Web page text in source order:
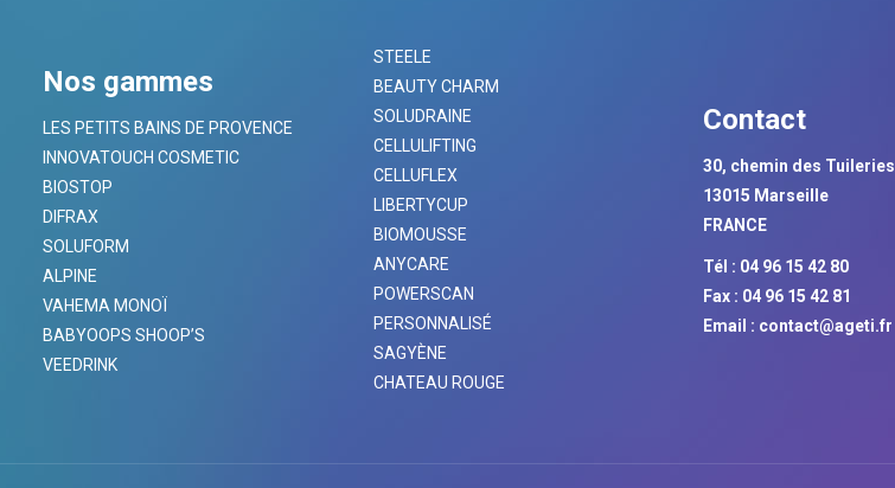
Nos gammes
LES PETITS BAINS DE PROVENCE
INNOVATOUCH COSMETIC
BIOSTOP
DIFRAX
SOLUFORM
ALPINE
VAHEMA MONOÏ
BABYOOPS SHOOP’S
VEEDRINK
STEELE
BEAUTY CHARM
SOLUDRAINE
CELLULIFTING
CELLUFLEX
LIBERTYCUP
BIOMOUSSE
ANYCARE
POWERSCAN
PERSONNALISÉ
SAGYÈNE
CHATEAU ROUGE
Contact
30, chemin des Tuileries
13015 Marseille
FRANCE
Tél : 04 96 15 42 80
Fax : 04 96 15 42 81
Email : contact@ageti.fr